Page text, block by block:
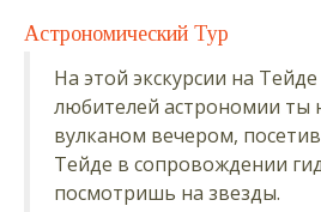
Астрономический Тур
На этой экскурсии на Тейде
любителей астрономии ты
вулканом вечером,
Тейде в сопровождении
посмотришь на звезды.